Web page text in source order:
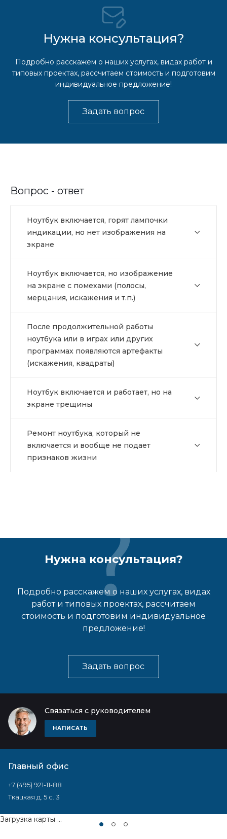
Нужна консультация?
Подробно расскажем о наших услугах, видах работ и
типовых проектах, рассчитаем стоимость и подготовим
индивидуальное предложение!
Задать вопрос
Вопрос - ответ
Ноутбук включается, горят лампочки
индикации, но нет изображения на
экране
Ноутбук включается, но изображение
на экране с помехами (полосы,
мерцания, искажения и т.п.)
После продолжительной работы
ноутбука или в играх или других
программах появляются артефакты
(искажения, квадраты)
Ноутбук включается и работает, но на
экране трещины
Ремонт ноутбука, который не
включается и вообще не подает
признаков жизни
Нужна консультация?
Подробно расскажем о наших услугах, видах
работ и типовых проектах, рассчитаем
стоимость и подготовим индивидуальное
предложение!
Задать вопрос
Связаться с руководителем
НАПИСАТЬ
Главный офис
+7 (495) 921-11-88
Ткацкая д. 5 с. 3
Загрузка карты ...